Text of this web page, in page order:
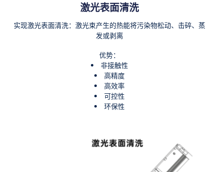
激光表面清洗
实现激光表面清洗：激光束产生的热能将污染物松动、击碎、蒸
发或剥离
优势：
非接触性
高精度
高效率
可控性
环保性